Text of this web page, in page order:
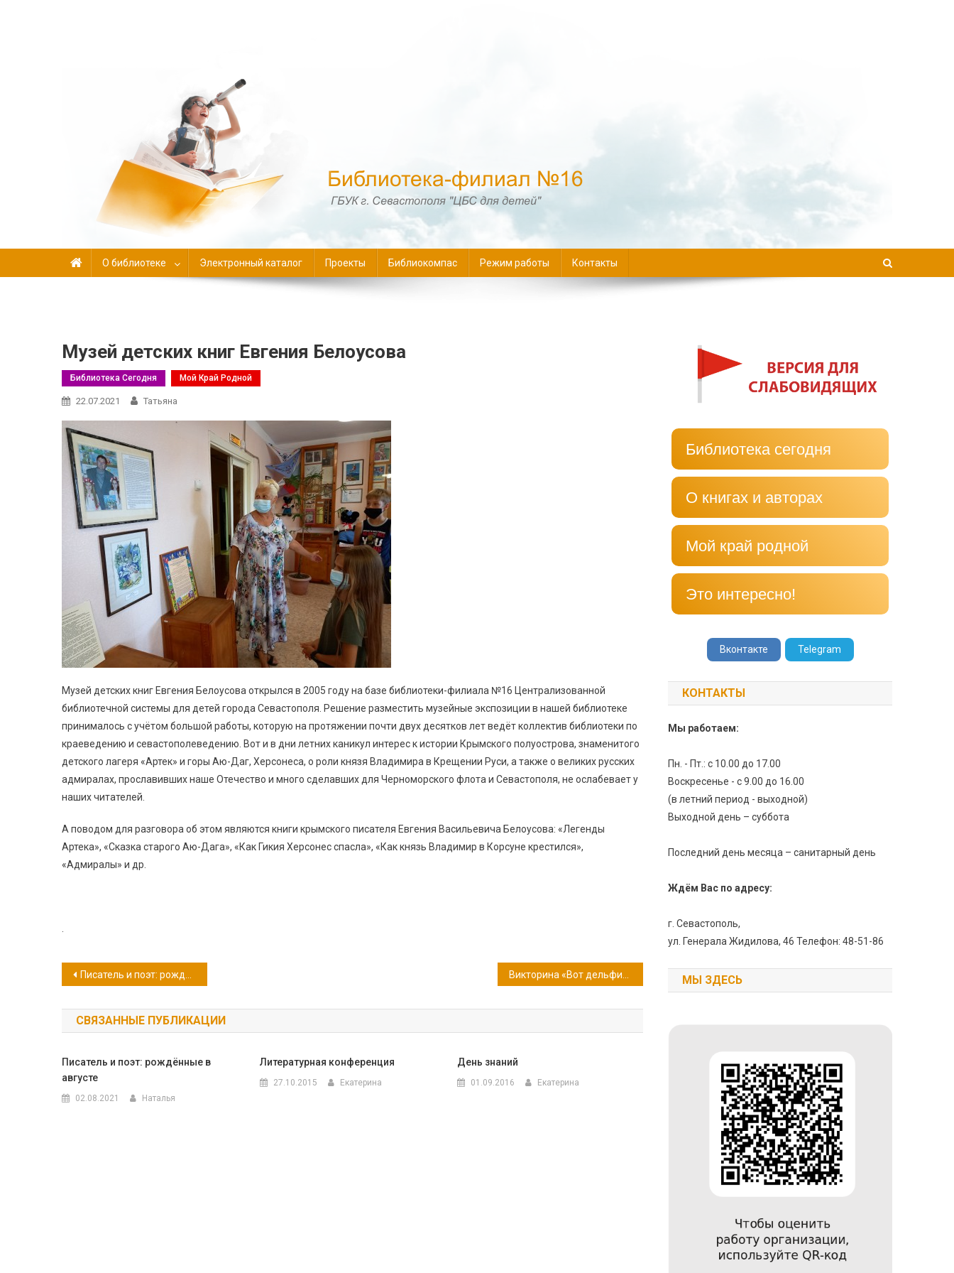
О библиотеке Электронный каталог Проекты Библиокомпас Режим работы Контакты
Музей детских книг Евгения Белоусова
Библиотека Сегодня Мой Край Родной
22.07.2021 Татьяна
Музей детских книг Евгения Белоусова открылся в 2005 году на базе библиотеки-филиала №16 Централизованной
библиотечной системы для детей города Севастополя. Решение разместить музейные экспозиции в нашей библиотеке
принималось с учётом большой работы, которую на протяжении почти двух десятков лет ведёт коллектив библиотеки по
краеведению и севастополеведению. Вот и в дни летних каникул интерес к истории Крымского полуострова, знаменитого
детского лагеря «Артек» и горы Аю-Даг, Херсонеса, о роли князя Владимира в Крещении Руси, а также о великих русских
адмиралах, прославивших наше Отечество и много сделавших для Черноморского флота и Севастополя, не ослабевает у
наших читателей.
А поводом для разговора об этом являются книги крымского писателя Евгения Васильевича Белоусова: «Легенды
Артека», «Сказка старого Аю-Дага», «Как Гикия Херсонес спасла», «Как князь Владимир в Корсуне крестился»,
«Адмиралы» и др.
Навигация
по
записям
Писатель и поэт: рожденные в июле
СВЯЗАННЫЕ ПУБЛИКАЦИИ
Писатель и поэт: рождённые в
августе
02.08.2021 Наталья
Литературная конференция
27.10.2015 Екатерина
День знаний
01.09.2016 Екатерина
Библиотека сегодня
О книгах и авторах
Мой край родной
Это интересно!
Вконтакте Telegram
КОНТАКТЫ
Мы работаем:
Пн. - Пт.: с 10.00 до 17.00
Воскресенье - с 9.00 до 16.00
(в летний период - выходной)
Выходной день – суббота
Последний день месяца – санитарный день
Ждём Вас по адресу:
г. Севастополь,
ул. Генерала Жидилова, 46 Телефон: 48-51-86
МЫ ЗДЕСЬ